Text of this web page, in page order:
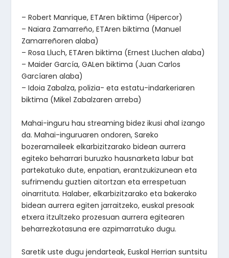
– Robert Manrique, ETAren biktima (Hipercor)
– Naiara Zamarreño, ETAren biktima (Manuel
Zamarreñoren alaba)
– Rosa Lluch, ETAren biktima (Ernest Lluchen alaba)
– Maider García, GALen biktima (Juan Carlos
Garcíaren alaba)
– Idoia Zabalza, polizia- eta estatu-indarkeriaren
biktima (Mikel Zabalzaren arreba)
Mahai-inguru hau streaming bidez ikusi ahal izango
da. Mahai-inguruaren ondoren, Sareko
bozeramaileek elkarbizitzarako bidean aurrera
egiteko beharrari buruzko hausnarketa labur bat
partekatuko dute, enpatian, erantzukizunean eta
sufrimendu guztien aitortzan eta errespetuan
oinarrituta. Halaber, elkarbizitzarako eta bakerako
bidean aurrera egiten jarraitzeko, euskal presoak
etxera itzultzeko prozesuan aurrera egitearen
beharrezkotasuna ere azpimarratuko dugu.
Saretik uste dugu jendarteak, Euskal Herrian suntsitu